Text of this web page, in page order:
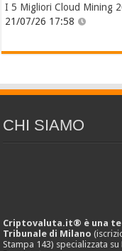
I 5 Migliori Cloud Mining
21/07/26 17:58
CHI SIAMO
Criptovaluta.it® è una
Tribunale di Milano
Stampa 143) specializzata